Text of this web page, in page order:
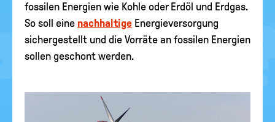
fossilen Energien wie Kohle oder Erdöl und Erdgas.
So soll eine nachhaltige Energieversorgung
sichergestellt und die Vorräte an fossilen Energien
sollen geschont werden.